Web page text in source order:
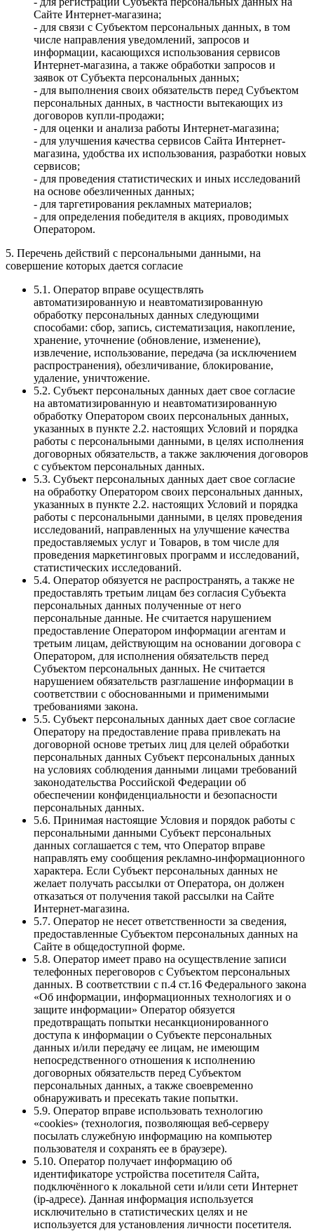
Сайте Интернет-магазина;
- для связи с Субъектом персональных данных, в том
числе направления уведомлений, запросов и
информации, касающихся использования сервисов
Интернет-магазина, а также обработки запросов и
заявок от Субъекта персональных данных;
- для выполнения своих обязательств перед Субъектом
персональных данных, в частности вытекающих из
договоров купли-продажи;
- для оценки и анализа работы Интернет-магазина;
- для улучшения качества сервисов Сайта Интернет-
магазина, удобства их использования, разработки новых
сервисов;
- для проведения статистических и иных исследований
на основе обезличенных данных;
- для таргетирования рекламных материалов;
- для определения победителя в акциях, проводимых
Оператором.
5. Перечень действий с персональными данными, на
совершение которых дается согласие
5.1. Оператор вправе осуществлять
автоматизированную и неавтоматизированную
обработку персональных данных следующими
способами: сбор, запись, систематизация, накопление,
хранение, уточнение (обновление, изменение),
извлечение, использование, передача (за исключением
распространения), обезличивание, блокирование,
удаление, уничтожение.
5.2. Субъект персональных данных дает свое согласие
на автоматизированную и неавтоматизированную
обработку Оператором своих персональных данных,
указанных в пункте 2.2. настоящих Условий и порядка
работы с персональными данными, в целях исполнения
договорных обязательств, а также заключения договоров
с субъектом персональных данных.
5.3. Субъект персональных данных дает свое согласие
на обработку Оператором своих персональных данных,
указанных в пункте 2.2. настоящих Условий и порядка
работы с персональными данными, в целях проведения
исследований, направленных на улучшение качества
предоставляемых услуг и Товаров, в том числе для
проведения маркетинговых программ и исследований,
статистических исследований.
5.4. Оператор обязуется не распространять, а также не
предоставлять третьим лицам без согласия Субъекта
персональных данных полученные от него
персональные данные. Не считается нарушением
предоставление Оператором информации агентам и
третьим лицам, действующим на основании договора с
Оператором, для исполнения обязательств перед
Субъектом персональных данных. Не считается
нарушением обязательств разглашение информации в
соответствии с обоснованными и применимыми
требованиями закона.
5.5. Субъект персональных данных дает свое согласие
Оператору на предоставление права привлекать на
договорной основе третьих лиц для целей обработки
персональных данных Субъект персональных данных
на условиях соблюдения данными лицами требований
законодательства Российской Федерации об
обеспечении конфиденциальности и безопасности
персональных данных.
5.6. Принимая настоящие Условия и порядок работы с
персональными данными Субъект персональных
данных соглашается с тем, что Оператор вправе
направлять ему сообщения рекламно-информационного
характера. Если Субъект персональных данных не
желает получать рассылки от Оператора, он должен
отказаться от получения такой рассылки на Сайте
Интернет-магазина.
5.7. Оператор не несет ответственности за сведения,
предоставленные Субъектом персональных данных на
Сайте в общедоступной форме.
5.8. Оператор имеет право на осуществление записи
телефонных переговоров с Субъектом персональных
данных. В соответствии с п.4 ст.16 Федерального закона
«Об информации, информационных технологиях и о
защите информации» Оператор обязуется
предотвращать попытки несанкционированного
доступа к информации о Субъекте персональных
данных и/или передачу ее лицам, не имеющим
непосредственного отношения к исполнению
договорных обязательств перед Субъектом
персональных данных, а также своевременно
обнаруживать и пресекать такие попытки.
5.9. Оператор вправе использовать технологию
«cookies» (технология, позволяющая веб-серверу
посылать служебную информацию на компьютер
пользователя и сохранять ее в браузере).
5.10. Оператор получает информацию об
идентификаторе устройства посетителя Сайта,
подключённого к локальной сети и/или сети Интернет
(ip-адресе). Данная информация используется
исключительно в статистических целях и не
используется для установления личности посетителя.